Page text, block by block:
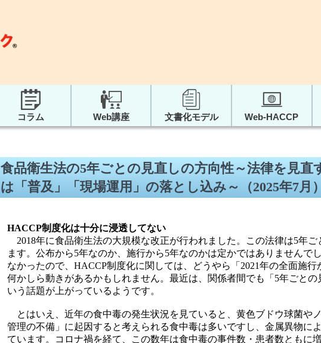
コラム Web講座 文書化モデル Web-HACCP
食品衛生法の5年ごとの見直しの方向性～法律を見直
は「普及」「現場運用」の落とし込み～（2025年7月）
HACCP制度化は十分に浸透してない
2018年に食品衛生法の大規模な改正が行われました。この法律は5年
ます。公布から5年なのか、施行から5年なのかは定かではありませんで
なかったので、HACCP制度化に関しては、どうやら「2021年の全面施行
何かしら動きがあるかもしれません。最近は、関係者間でも「5年ごと
いう話題が上がっているようです。
とはいえ、近年の食中毒の発生状況を見ていると、黄色ブドウ球菌や
管理の不備」に起因すると考えられる食中毒は多いですし、金属異物に
ています。コロナ禍を経て、この数年は食中毒の事件数・患者数ともに増